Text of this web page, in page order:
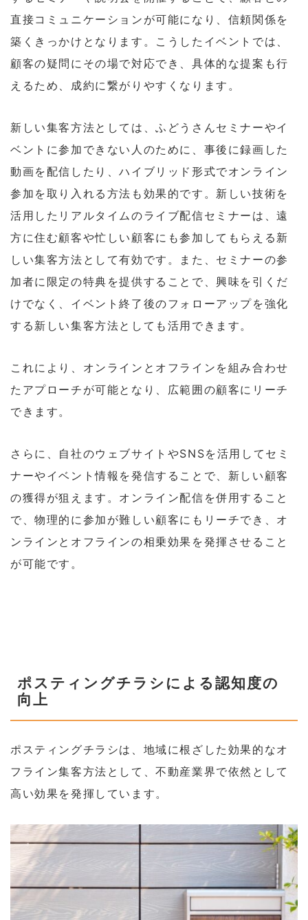
直接コミュニケーションが可能になり、信頼関係を
築くきっかけとなります。こうしたイベントでは、
顧客の疑問にその場で対応でき、具体的な提案も行
えるため、成約に繋がりやすくなります。
新しい集客方法としては、ふどうさんセミナーやイ
ベントに参加できない人のために、事後に録画した
動画を配信したり、ハイブリッド形式でオンライン
参加を取り入れる方法も効果的です。新しい技術を
活用したリアルタイムのライブ配信セミナーは、遠
方に住む顧客や忙しい顧客にも参加してもらえる新
しい集客方法として有効です。また、セミナーの参
加者に限定の特典を提供することで、興味を引くだ
けでなく、イベント終了後のフォローアップを強化
する新しい集客方法としても活用できます。
これにより、オンラインとオフラインを組み合わせ
たアプローチが可能となり、広範囲の顧客にリーチ
できます。
さらに、自社のウェブサイトやSNSを活用してセミ
ナーやイベント情報を発信することで、新しい顧客
の獲得が狙えます。オンライン配信を併用すること
で、物理的に参加が難しい顧客にもリーチでき、オ
ンラインとオフラインの相乗効果を発揮させること
が可能です。
ポスティングチラシによる認知度の
向上
ポスティングチラシは、地域に根ざした効果的なオ
フライン集客方法として、不動産業界で依然として
高い効果を発揮しています。